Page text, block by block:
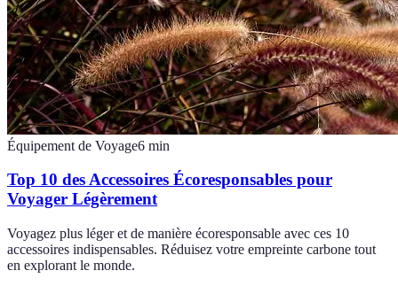
Équipement de Voyage6 min
Top 10 des Accessoires Écoresponsables pour
Voyager Légèrement
Voyagez plus léger et de manière écoresponsable avec ces 10
accessoires indispensables. Réduisez votre empreinte carbone tout
en explorant le monde.